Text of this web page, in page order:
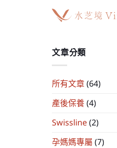
文章分類
所有文章(64)
產後保養(4)
Swissline(2)
孕媽媽專屬 (7)